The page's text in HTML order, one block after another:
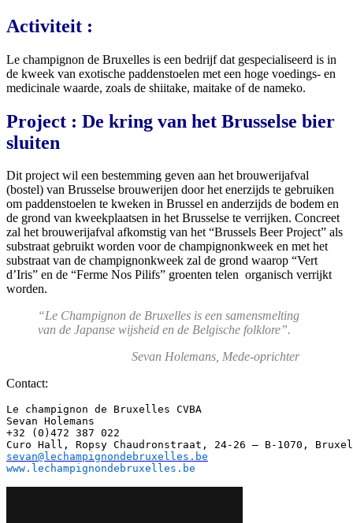
Activiteit :
Le champignon de Bruxelles is een bedrijf dat gespecialiseerd is in
de kweek van exotische paddenstoelen met een hoge voedings- en
medicinale waarde, zoals de shiitake, maitake of de nameko.
Project : De kring van het Brusselse bier
sluiten
Dit project wil een bestemming geven aan het brouwerijafval
(bostel) van Brusselse brouwerijen door het enerzijds te gebruiken
om paddenstoelen te kweken in Brussel en anderzijds de bodem en
de grond van kweekplaatsen in het Brusselse te verrijken. Concreet
zal het brouwerijafval afkomstig van het “Brussels Beer Project” als
substraat gebruikt worden voor de champignonkweek en met het
substraat van de champignonkweek zal de grond waarop “Vert
d’Iris” en de “Ferme Nos Pilifs” groenten telen organisch verrijkt
worden.
“Le Champignon de Bruxelles is een samensmelting
van de Japanse wijsheid en de Belgische folklore”.
Sevan Holemans, Mede-oprichter
Contact:
Le champignon de Bruxelles CVBA
Sevan Holemans
+32 (0)472 387 022
sevan@lechampignondebruxelles.be
www.lechampignondebruxelles.be